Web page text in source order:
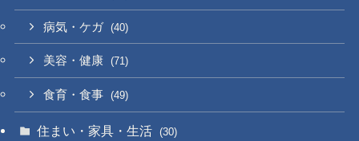
病気・ケガ (40)
美容・健康 (71)
食育・食事 (49)
住まい・家具・生活 (30)